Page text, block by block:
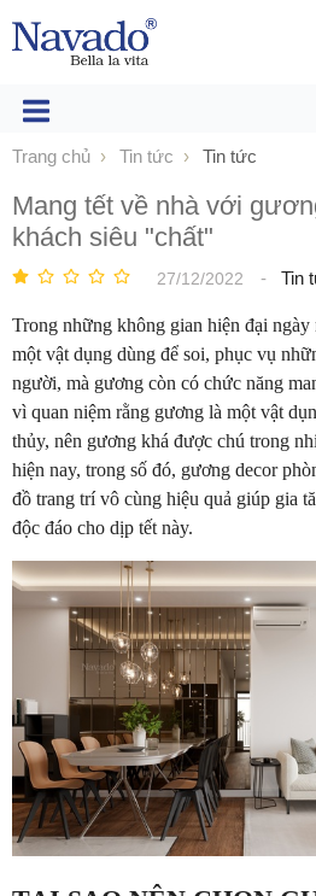
Trang chủ Tin tức Tin tức
Mang tết về nhà với
khách siêu "chất"
27/12/2022 - Tin
Trong những không gian hiện đại
một vật dụng dùng để soi, phục vụ
người, mà gương còn có chức năng
vì quan niệm rằng gương là một vật
thủy, nên gương khá được chú trong
hiện nay, trong số đó, gương decor
đồ trang trí vô cùng hiệu quả giúp gia
độc đáo cho dịp tết này.